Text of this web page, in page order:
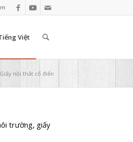
Việt
Giấy nội thất cổ điển
trường, giấy